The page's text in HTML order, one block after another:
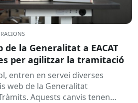
la Generalitat a EACAT
per agilitzar la tramitació
entren en servei diverses
web de la Generalitat
Aquests canvis tenen